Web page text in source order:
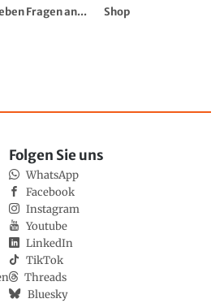
Fragen an...
Shop
Folgen Sie uns
WhatsApp
Facebook
Instagram
Youtube
LinkedIn
TikTok
Threads
Bluesky